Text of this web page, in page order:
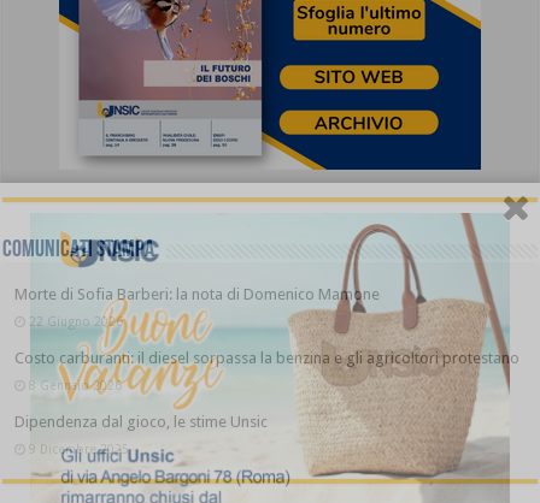
COMUNICATI STAMPA
Morte di Sofia Barberi: la nota di Domenico Mamone
22 Giugno 2026
Costo carburanti: il diesel sorpassa la benzina e gli agricoltori protestano
8 Gennaio 2026
Dipendenza dal gioco, le stime Unsic
9 Dicembre 2025